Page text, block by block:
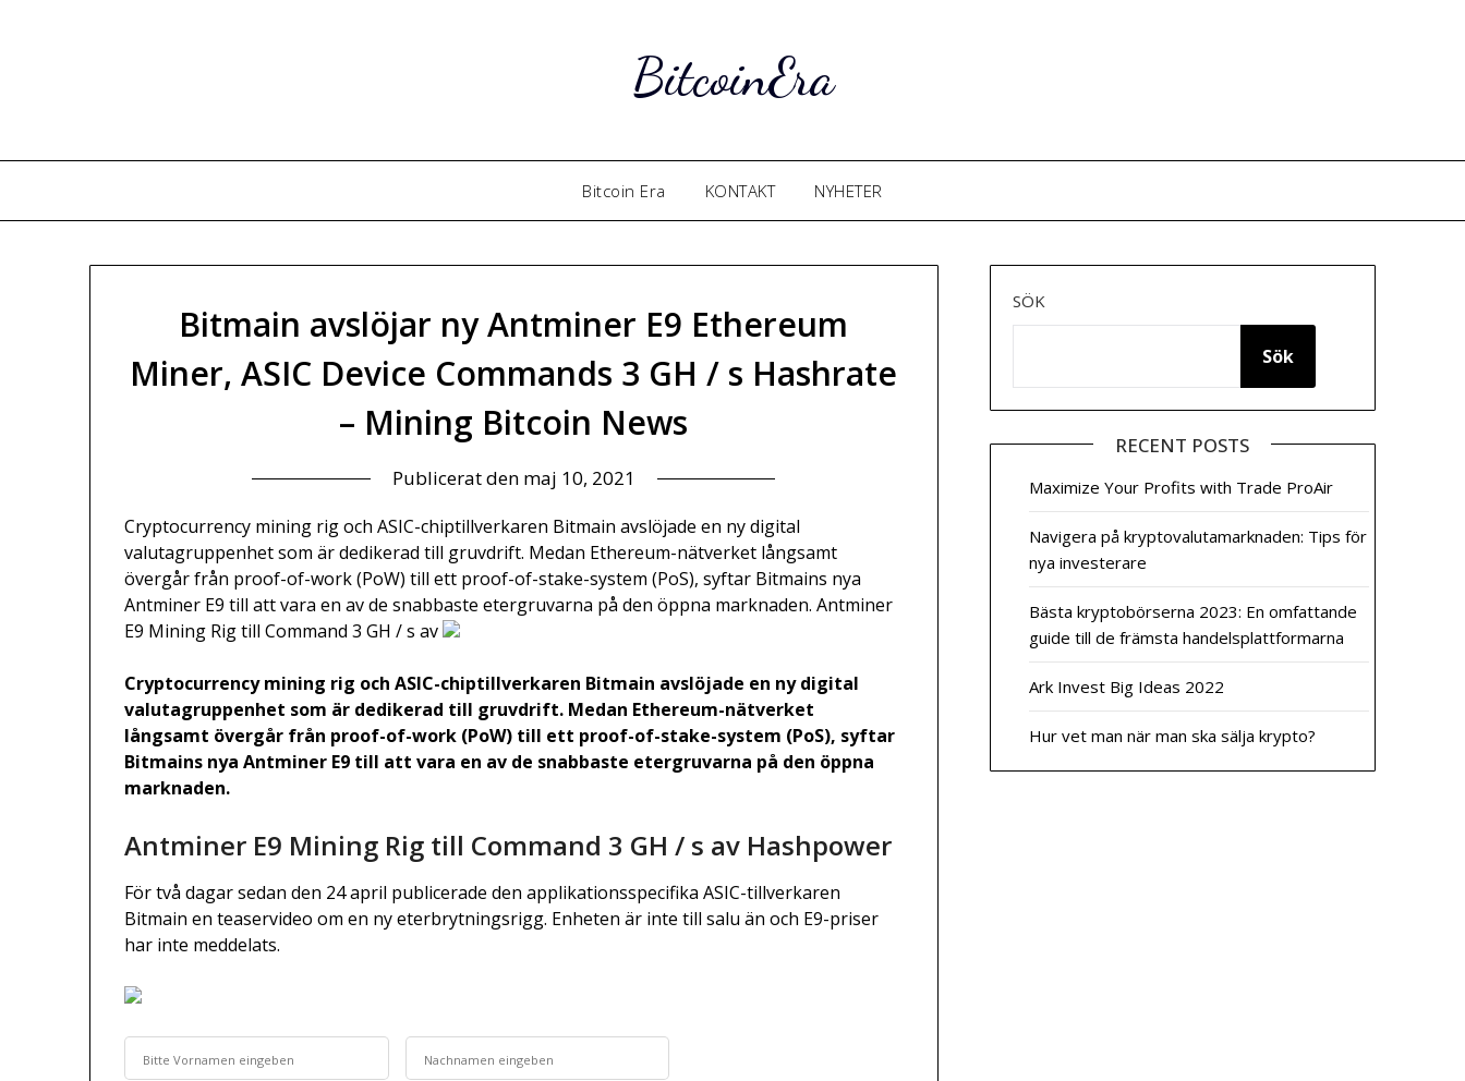
BitcoinEra
Bitcoin Era KONTAKT NYHETER
Bitmain avslöjar ny Antminer E9 Ethereum
Miner, ASIC Device Commands 3 GH / s Hashrate
– Mining Bitcoin News
Publicerat den maj 10, 2021
Cryptocurrency mining rig och ASIC-chiptillverkaren Bitmain avslöjade en ny digital
valutagruppenhet som är dedikerad till gruvdrift. Medan Ethereum-nätverket långsamt
övergår från proof-of-work (PoW) till ett proof-of-stake-system (PoS), syftar Bitmains nya
Antminer E9 till att vara en av de snabbaste etergruvarna på den öppna marknaden. Antminer
E9 Mining Rig till Command 3 GH / s av
Cryptocurrency mining rig och ASIC-chiptillverkaren Bitmain avslöjade en ny digital
valutagruppenhet som är dedikerad till gruvdrift. Medan Ethereum-nätverket
långsamt övergår från proof-of-work (PoW) till ett proof-of-stake-system (PoS), syftar
Bitmains nya Antminer E9 till att vara en av de snabbaste etergruvarna på den öppna
marknaden.
Antminer E9 Mining Rig till Command 3 GH / s av Hashpower
För två dagar sedan den 24 april publicerade den applikationsspecifika ASIC-tillverkaren
Bitmain en teaservideo om en ny eterbrytningsrigg. Enheten är inte till salu än och E9-priser
har inte meddelats.
SÖK
Sök
RECENT POSTS
Maximize Your Profits with Trade ProAir
Navigera på kryptovalutamarknaden: Tips för
nya investerare
Bästa kryptobörserna 2023: En omfattande
guide till de främsta handelsplattformarna
Ark Invest Big Ideas 2022
Hur vet man när man ska sälja krypto?